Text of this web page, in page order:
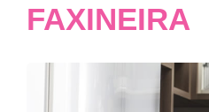
FAXINEIRA